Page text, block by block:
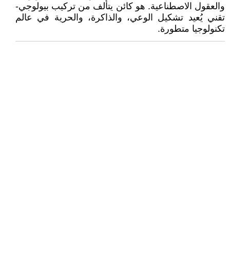
والعقول الاصطناعية. هو كائن يتألف من تركيب بيولوجي-
تقني يُعيد تشكيل الوعي، والذاكرة، والحرية في عالم
تكنولوجيا متطورة.